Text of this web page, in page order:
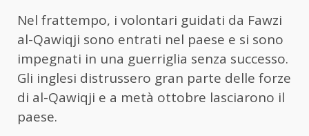
Nel frattempo, i volontari guidati da Fawzi
al-Qawiqji sono entrati nel paese e si sono
impegnati in una guerriglia senza successo.
Gli inglesi distrussero gran parte delle forze
di al-Qawiqji e a metà ottobre lasciarono il
paese.